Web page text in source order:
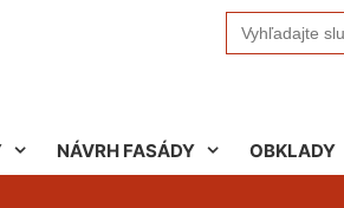
Search
for:
NÁVRH FASÁDY OBKLADY